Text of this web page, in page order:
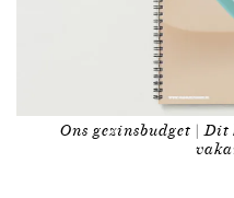
Ons gezinsbudget | Dit